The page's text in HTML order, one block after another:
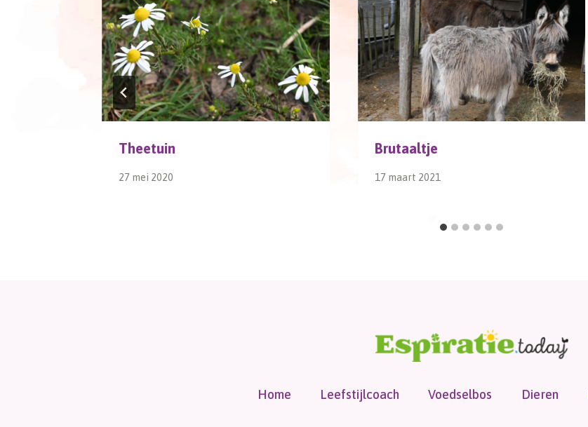
Theetuin
27 mei 2020
Brutaaltje
17 maart 2021
Home Leefstijlcoach Voedselbos Dieren